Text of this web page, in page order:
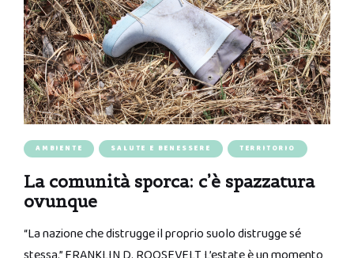
AMBIENTE SALUTE E BENESSERE TERRITORIO
La comunità sporca: c’è spazzatura
ovunque
“La nazione che distrugge il proprio suolo distrugge sé